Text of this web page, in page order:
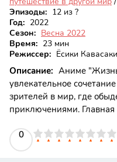
Эпизоды: 12 из ?
Год: 2022
Сезон: Весна 2022
Время: 23 мин
Режиссер: Ёсики Кавасаки
Описание: Аниме
увлекательное
зрителей в мир, где
приключениями.
которая неожиданно
роль подразумевает
никакого опыта, она
0
4 5 6 7 8 9 10